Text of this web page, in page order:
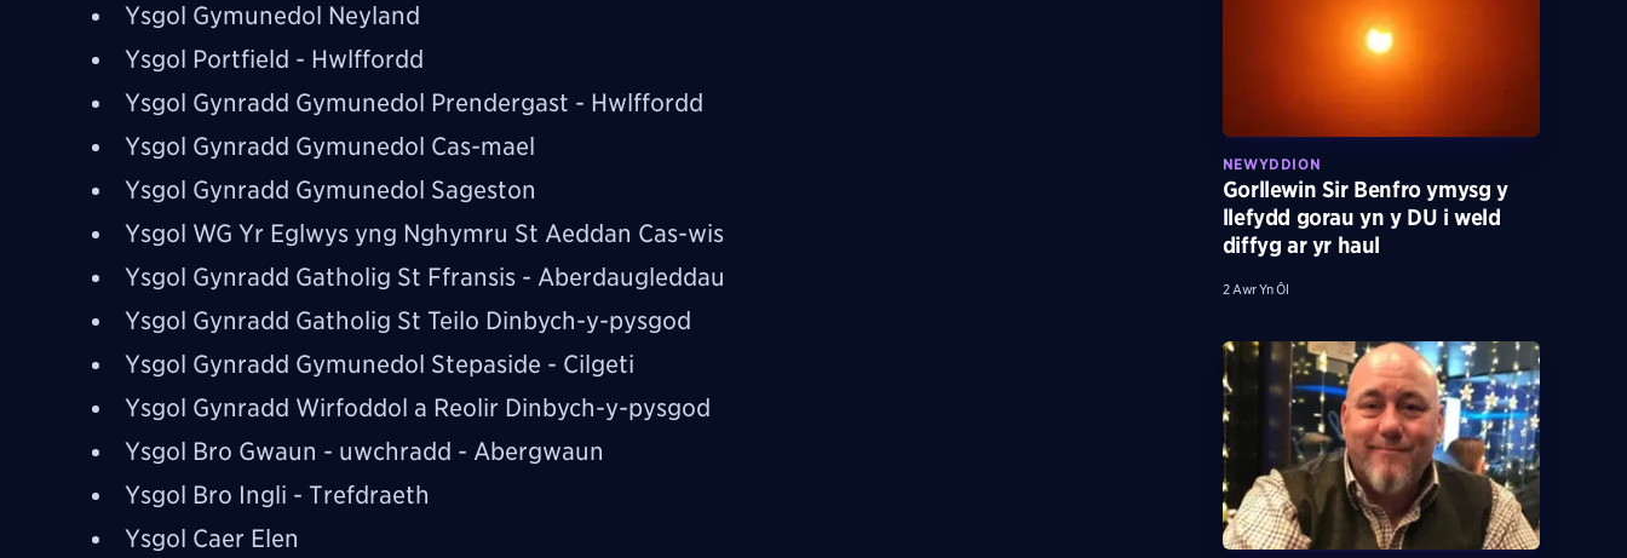
Ysgol Gymunedol Neyland
Ysgol Portfield - Hwlffordd
Ysgol Gynradd Gymunedol Prendergast - Hwlffordd
Ysgol Gynradd Gymunedol Cas-mael
Ysgol Gynradd Gymunedol Sageston
Ysgol WG Yr Eglwys yng Nghymru St Aeddan Cas-wis
Ysgol Gynradd Gatholig St Ffransis - Aberdaugleddau
Ysgol Gynradd Gatholig St Teilo Dinbych-y-pysgod
Ysgol Gynradd Gymunedol Stepaside - Cilgeti
Ysgol Gynradd Wirfoddol a Reolir Dinbych-y-pysgod
Ysgol Bro Gwaun - uwchradd - Abergwaun
Ysgol Bro Ingli - Trefdraeth
Ysgol Caer Elen
NEWYDDION
Gorllewin Sir Benfro ymysg y
llefydd gorau yn y DU i weld
diffyg ar yr haul
2 Awr Yn Ôl